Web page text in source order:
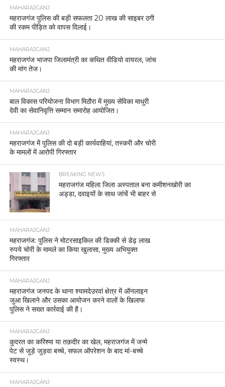
MAHARAJGANJ
महराजगंज पुलिस की बड़ी सफलता 20 लाख की साइबर ठगी
की रकम पीड़ित को वापस दिलाई।
MAHARAJGANJ
महराजगंज भाजपा जिलामंत्री का कथित वीडियो वायरल, जांच
की मांग तेज।
MAHARAJGANJ
बाल विकास परियोजना विभाग मिठौरा में मुख्य सेविका माधुरी
देवी का सेवानिवृत्ति सम्मान समारोह आयोजित।
MAHARAJGANJ
महराजगंज में पुलिस की दो बड़ी कार्यवाहियां, तस्करी और चोरी
के मामलों में आरोपी गिरफ्तार
BREAKING NEWS
महराजगंज महिला जिला अस्पताल बना कमीशनखोरी का
अड्डा, दवाइयों के साथ जांचें भी बाहर से
MAHARAJGANJ
महराजगंज: पुलिस ने मोटरसाइकिल की डिक्की से डेढ़ लाख
रुपये चोरी के मामले का किया खुलासा, मुख्य अभियुक्त
गिरफ्तार
MAHARAJGANJ
महराजगंज जनपद के थाना श्यामदेउरवां क्षेत्र में ऑनलाइन
जुआ खिलाने और उसका आयोजन करने वालों के खिलाफ
पुलिस ने सख्त कार्रवाई की है।
MAHARAJGANJ
कुदरत का करिश्मा या तक़दीर का खेल, महराजगंज में जन्मे
पेट से जुड़े जुड़वा बच्चे, सफल ऑपरेशन के बाद मां-बच्चे
स्वस्थ।
MAHARAJGANJ